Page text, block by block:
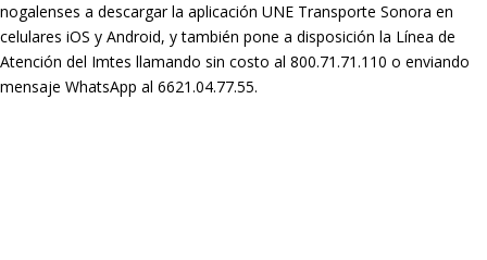
nogalenses a descargar la aplicación UNE Transporte Sonora en
celulares iOS y Android, y también pone a disposición la Línea de
Atención del Imtes llamando sin costo al 800.71.71.110 o enviando
mensaje WhatsApp al 6621.04.77.55.